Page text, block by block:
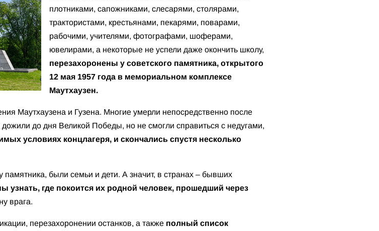
плотниками, сапожниками, слесарями, столярами,
трактористами, крестьянами, пекарями, поварами,
рабочими, учителями, фотографами, шоферами,
ювелирами, а некоторые не успели даже окончить школу,
перезахоронены у советского памятника, открытого
12 мая 1957 года в мемориальном комплексе
Маутхаузен.
Маутхаузена и Гузена. Многие умерли непосредственно после
до дня Великой Победы, но не смогли справиться с недугами,
условиях концлагеря, и скончались спустя несколько
памятника, были семьи и дети. А значит, в странах – бывших
узнать, где покоится их родной человек, прошедший через
врага.
перезахоронении останков, а также полный список